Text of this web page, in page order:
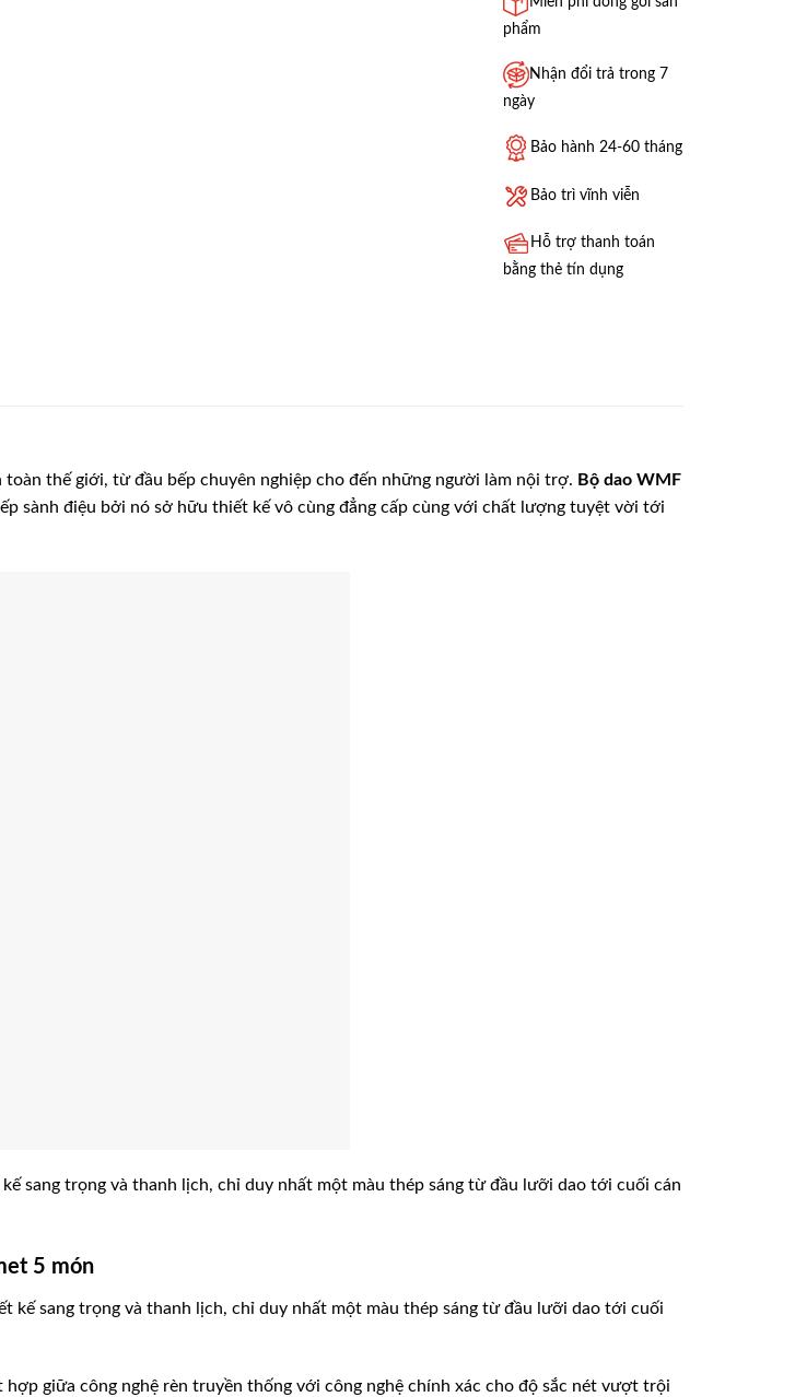
phẩm
Nhận đổi trả trong 7
ngày
Bảo hành 24-60 tháng
Bảo trì vĩnh viễn
Hỗ trợ thanh toán
bằng thẻ tín dụng
thế giới, từ đầu bếp chuyên nghiệp cho đến những người làm nội trợ. Bộ dao WMF
sành điệu bởi nó sở hữu thiết kế vô cùng đẳng cấp cùng với chất lượng tuyệt vời tới
sang trọng và thanh lịch, chỉ duy nhất một màu thép sáng từ đầu lưỡi dao tới cuối cán
5 món
sang trọng và thanh lịch, chỉ duy nhất một màu thép sáng từ đầu lưỡi dao tới cuối
giữa công nghệ rèn truyền thống với công nghệ chính xác cho độ sắc nét vượt trội